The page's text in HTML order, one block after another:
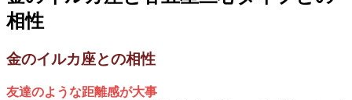
相性
金のイルカ座との相性
友達のような距離感が大事